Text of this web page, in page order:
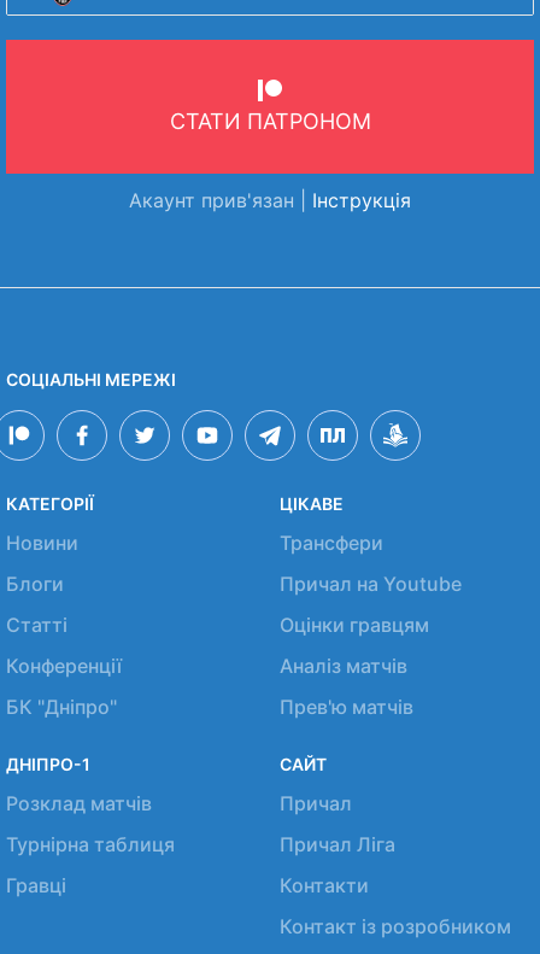
СТАТИ ПАТРОНОМ
Акаунт прив'язан | Інструкція
СОЦІАЛЬНІ МЕРЕЖІ
КАТЕГОРІЇ
Новини
Блоги
Статті
Конференції
БК "Дніпро"
ЦІКАВЕ
Трансфери
Причал на Youtube
Оцінки гравцям
Аналіз матчів
Прев'ю матчів
ДНІПРО-1
Розклад матчів
Турнірна таблиця
Гравці
САЙТ
Причал
Причал Ліга
Контакти
Контакт із розробником